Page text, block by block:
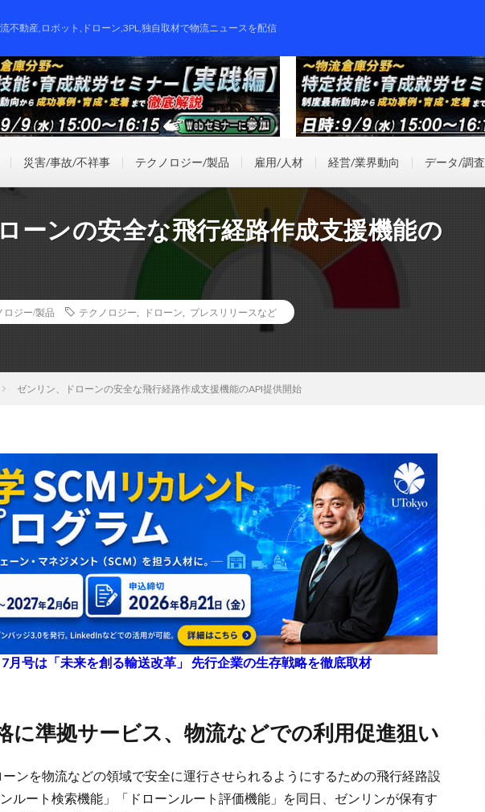
不動産,ロボット,ドローン,3PL,独自取材で物流ニュースを配信
災害/事故/不祥事 テクノロジー/製品 雇用/人材 経営/業界動向 データ/調査
ーンの安全な飛行経路作成支援機能の
ロジー/製品 テクノロジー ドローン プレスリリースなど
ゼンリン、ドローンの安全な飛行経路作成支援機能のAPI提供開始
月号は「未来を創る輸送改革」 先行企業の生存戦略を徹底取材
格に準拠サービス、物流などでの利用促進狙い
ンを物流などの領域で安全に運行させられるようにするための飛行経路設
ルート検索機能」「ドローンルート評価機能」を同日、ゼンリンが保有す